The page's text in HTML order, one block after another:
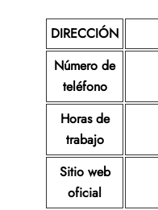
DIRECCIÓN
Número de
teléfono
Horas de
trabajo
Sitio web
oficial